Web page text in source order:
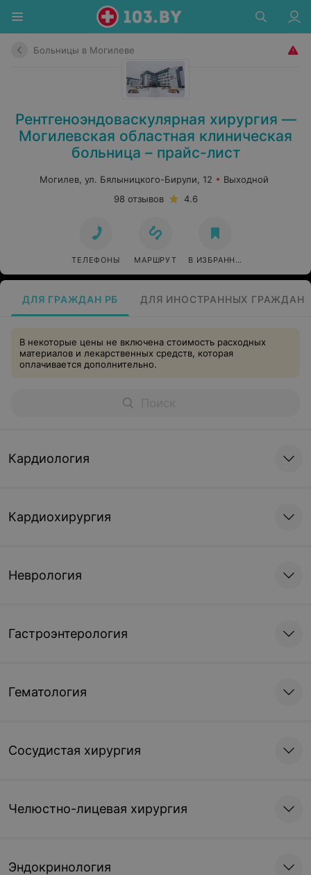
Больницы в Могилеве
Рентгеноэндоваскулярная хирургия —
Могилевская областная клиническая
больница – прайс-лист
Могилев, ул. Бялыницкого-Бирули, 12
Выходной
98 отзывов
4.6
ТЕЛЕФОНЫ МАРШРУТ В ИЗБРАННОЕ
ДЛЯ ГРАЖДАН РБ ДЛЯ ИНОСТРАННЫХ ГРАЖДАН
В некоторые цены не включена стоимость расходных
материалов и лекарственных средств, которая
оплачивается дополнительно.
Кардиология
Кардиохирургия
Неврология
Гастроэнтерология
Гематология
Сосудистая хирургия
Челюстно-лицевая хирургия
Эндокринология